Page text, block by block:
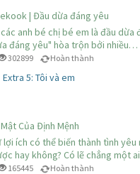
| Đầu dừa đáng yêu
anh bé chị bé em là đầu dừa
đáng yêu" hòa trộn bởi nhiều…
302899 Hoàn thành
Extra 5: Tôi và em
Của Định Mệnh
lợi ích có thể biến thành tình yêu
hay không? Có lẽ chẳng một
165445 Hoàn thành